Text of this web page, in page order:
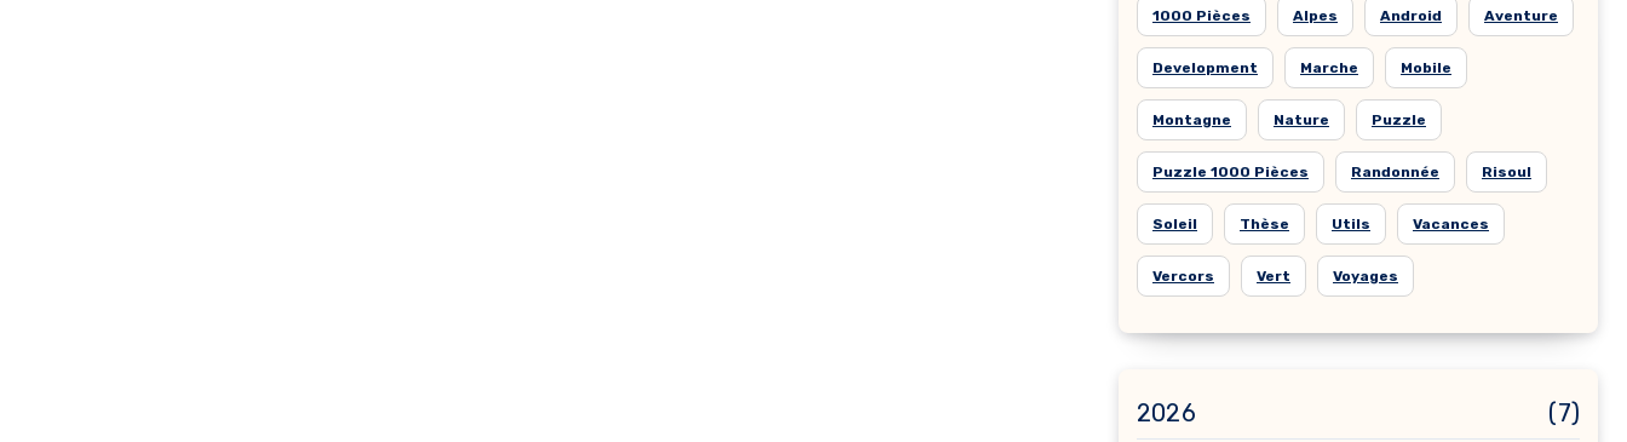
1000 Pièces Alpes Android Aventure
Development Marche Mobile
Montagne Nature Puzzle
Puzzle 1000 Pièces Randonnée Risoul
Soleil Thèse Utils Vacances
Vercors Vert Voyages
2026 (7)